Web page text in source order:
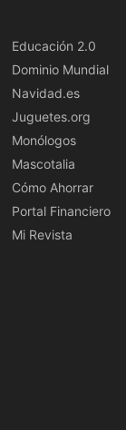
Educación 2.0
Dominio Mundial
Navidad.es
Juguetes.org
Monólogos
Mascotalia
Cómo Ahorrar
Portal Financiero
Mi Revista